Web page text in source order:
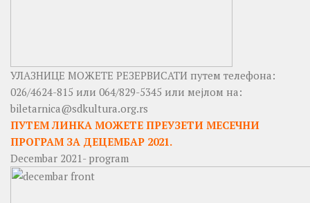
УЛАЗНИЦЕ МОЖЕТЕ РЕЗЕРВИСАТИ путем телефона:
026/4624-815 или 064/829-5345 или мејлом на:
biletarnica@sdkultura.org.rs
ПУТЕМ ЛИНКА МОЖЕТЕ ПРЕУЗЕТИ МЕСЕЧНИ
ПРОГРАМ ЗА ДЕЦЕМБАР 2021.
Decembar 2021- program